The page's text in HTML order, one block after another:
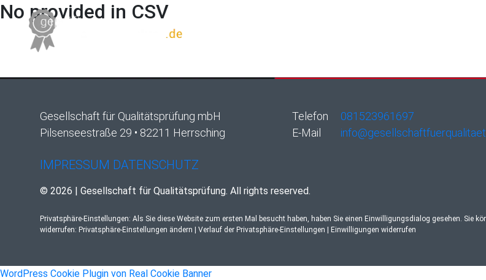
No provided in CSV
Gesellschaft für Qualitätsprüfung mbH
Pilsenseestraße 29 • 82211 Herrsching
Telefon
081523961697
E-Mail
IMPRESSUM DATENSCHUTZ
© 2026 | Gesellschaft für Qualitätsprüfung. All rights reserved.
Privatsphäre-Einstellungen: Als Sie diese Website zum ersten Mal besucht haben, haben Sie einen Einwilligungsdialog gesehen. Sie
widerrufen: Privatsphäre-Einstellungen ändern | Verlauf der Privatsphäre-Einstellungen | Einwilligungen widerrufen
WordPress Cookie Plugin von Real Cookie Banner